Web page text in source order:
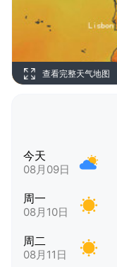
查看完整天气地图
今天
08月09日
周一
08月10日
周二
08月11日